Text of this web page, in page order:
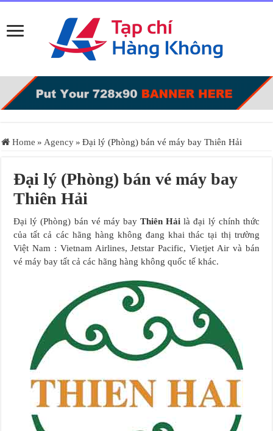
Home » Agency » Đại lý (Phòng) bán vé máy bay Thiên Hải
Đại lý (Phòng) bán vé máy bay
Thiên Hải
Đại lý (Phòng) bán vé máy bayThiên Hải là đại lý chính thức
của tất cả các hãng hàng không đang khai thác tại thị trường
Việt Nam : Vietnam Airlines, Jetstar Pacific, Vietjet Air và bán
vé máy bay tất cả các hãng hàng không quốc tế khác.